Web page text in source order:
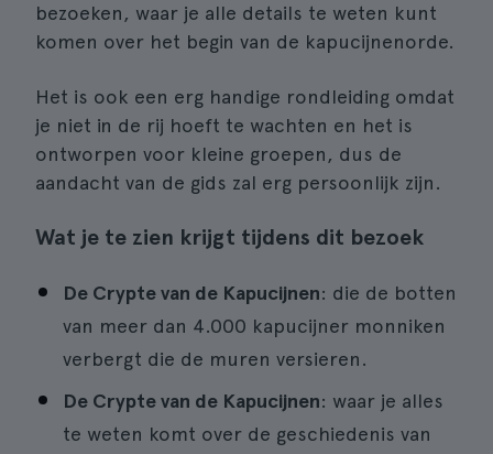
bezoeken, waar je alle details te weten kunt
komen over het begin van de kapucijnenorde.
Het is ook een erg handige rondleiding omdat
je niet in de rij hoeft te wachten en het is
ontworpen voor kleine groepen, dus de
aandacht van de gids zal erg persoonlijk zijn.
Wat je te zien krijgt tijdens dit bezoek
De Crypte van de Kapucijnen: die de botten
van meer dan 4.000 kapucijner monniken
verbergt die de muren versieren.
De Crypte van de Kapucijnen: waar je alles
te weten komt over de geschiedenis van